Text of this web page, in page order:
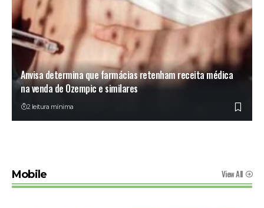
Anvisa determina que farmácias retenham receita médica
na venda de Ozempic e similares
2 leitura mínima
Mobile View All